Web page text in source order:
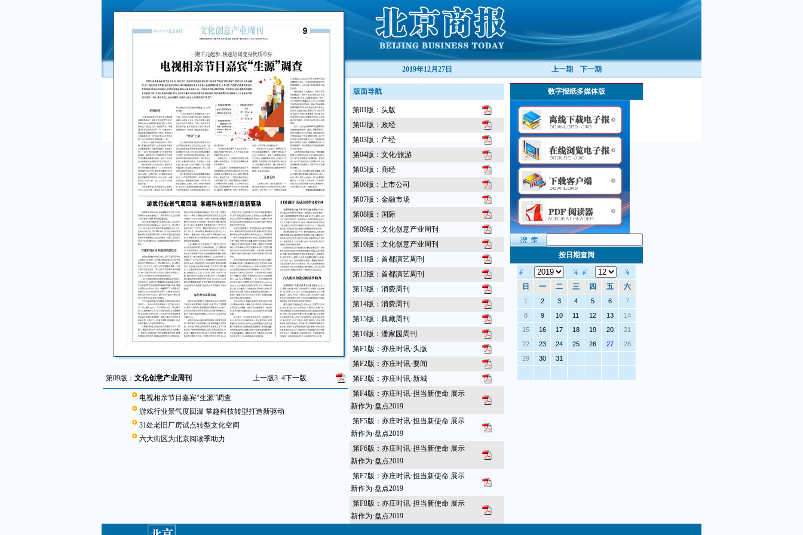
第09版： 文化创意产业周刊 上一版3 4下一版
电视相亲节目嘉宾“生源”调查
游戏行业景气度回温 掌趣科技转型打造新驱动
31处老旧厂房试点转型文化空间
六大街区为北京阅读季助力
2019年12月27日
版面导航
第01版：头版
第02版：政经
第03版：产经
第04版：文化/旅游
第05版：商经
第06版：上市公司
第07版：金融市场
第08版：国际
第09版：文化创意产业周刊
第10版：文化创意产业周刊
第11版：首都演艺周刊
第12版：首都演艺周刊
第13版：消费周刊
第14版：消费周刊
第15版：典藏周刊
第16版：潘家园周刊
第F1版：亦庄时讯·头版
第F2版：亦庄时讯·要闻
第F3版：亦庄时讯·新城
第F4版：亦庄时讯·担当新使命 展示
新作为·盘点2019
第F5版：亦庄时讯·担当新使命 展示
新作为·盘点2019
第F6版：亦庄时讯·担当新使命 展示
新作为·盘点2019
第F7版：亦庄时讯·担当新使命 展示
新作为·盘点2019
第F8版：亦庄时讯·担当新使命 展示
新作为·盘点2019
上一期 下一期
数字报纸多媒体版
按日期查阅
日 一 二 三 四 五 六
1 2 3 4 5 6
7
8
9 10 11 12 13
14
15
16 17 18 19 20
21
22
23 24 25 26 27
28
29
30 31